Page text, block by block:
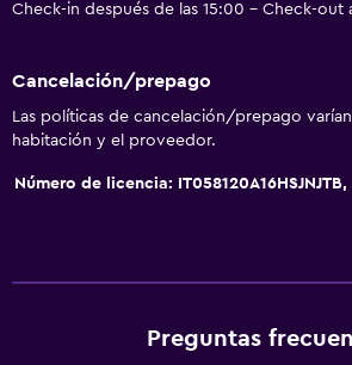
Check-in después de las 15:00 - Check-out
Cancelación/prepago
Las políticas de cancelación/prepago
habitación y el proveedor.
Número de licencia: IT058120A16HSJNJTB,
Preguntas